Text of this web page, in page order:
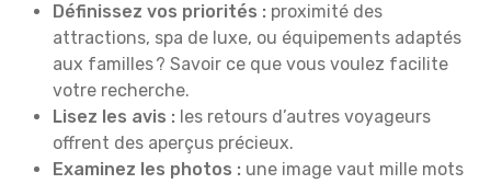
Définissez vos priorités : proximité des
attractions, spa de luxe, ou équipements adaptés
aux familles ? Savoir ce que vous voulez facilite
votre recherche.
Lisez les avis : les retours d’autres voyageurs
offrent des aperçus précieux.
Examinez les photos : une image vaut mille mots